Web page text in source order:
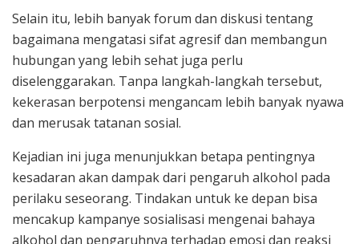
Selain itu, lebih banyak forum dan diskusi tentang
bagaimana mengatasi sifat agresif dan membangun
hubungan yang lebih sehat juga perlu
diselenggarakan. Tanpa langkah-langkah tersebut,
kekerasan berpotensi mengancam lebih banyak nyawa
dan merusak tatanan sosial.
Kejadian ini juga menunjukkan betapa pentingnya
kesadaran akan dampak dari pengaruh alkohol pada
perilaku seseorang. Tindakan untuk ke depan bisa
mencakup kampanye sosialisasi mengenai bahaya
alkohol dan pengaruhnya terhadap emosi dan reaksi